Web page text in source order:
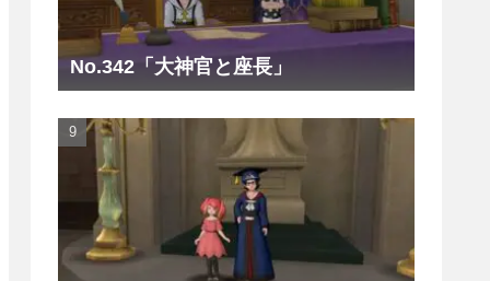
No.342「大神官と座長」